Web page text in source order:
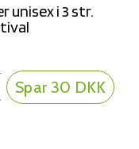
unisex i 3 str.
Spar 30 DKK